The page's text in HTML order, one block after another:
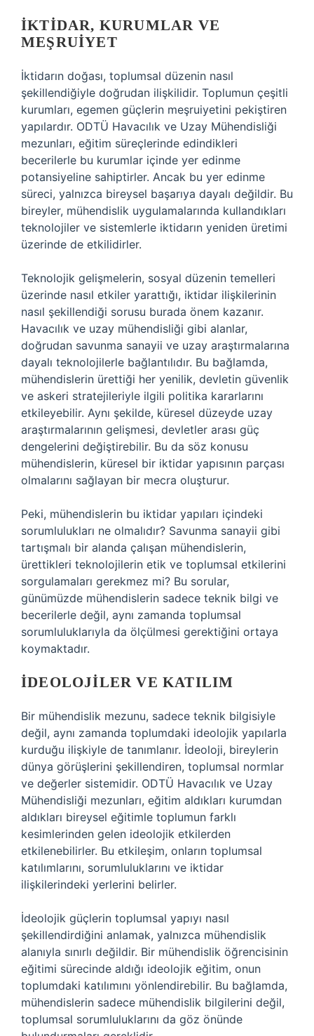
İKTIDAR, KURUMLAR VE
MEŞRUIYET
İktidarın doğası, toplumsal düzenin nasıl
şekillendiğiyle doğrudan ilişkilidir. Toplumun çeşitli
kurumları, egemen güçlerin meşruiyetini pekiştiren
yapılardır. ODTÜ Havacılık ve Uzay Mühendisliği
mezunları, eğitim süreçlerinde edindikleri
becerilerle bu kurumlar içinde yer edinme
potansiyeline sahiptirler. Ancak bu yer edinme
süreci, yalnızca bireysel başarıya dayalı değildir. Bu
bireyler, mühendislik uygulamalarında kullandıkları
teknolojiler ve sistemlerle iktidarın yeniden üretimi
üzerinde de etkilidirler.
Teknolojik gelişmelerin, sosyal düzenin temelleri
üzerinde nasıl etkiler yarattığı, iktidar ilişkilerinin
nasıl şekillendiği sorusu burada önem kazanır.
Havacılık ve uzay mühendisliği gibi alanlar,
doğrudan savunma sanayii ve uzay araştırmalarına
dayalı teknolojilerle bağlantılıdır. Bu bağlamda,
mühendislerin ürettiği her yenilik, devletin güvenlik
ve askeri stratejileriyle ilgili politika kararlarını
etkileyebilir. Aynı şekilde, küresel düzeyde uzay
araştırmalarının gelişmesi, devletler arası güç
dengelerini değiştirebilir. Bu da söz konusu
mühendislerin, küresel bir iktidar yapısının parçası
olmalarını sağlayan bir mecra oluşturur.
Peki, mühendislerin bu iktidar yapıları içindeki
sorumlulukları ne olmalıdır? Savunma sanayii gibi
tartışmalı bir alanda çalışan mühendislerin,
ürettikleri teknolojilerin etik ve toplumsal etkilerini
sorgulamaları gerekmez mi? Bu sorular,
günümüzde mühendislerin sadece teknik bilgi ve
becerilerle değil, aynı zamanda toplumsal
sorumluluklarıyla da ölçülmesi gerektiğini ortaya
koymaktadır.
İDEOLOJILER VE KATILIM
Bir mühendislik mezunu, sadece teknik bilgisiyle
değil, aynı zamanda toplumdaki ideolojik yapılarla
kurduğu ilişkiyle de tanımlanır. İdeoloji, bireylerin
dünya görüşlerini şekillendiren, toplumsal normlar
ve değerler sistemidir. ODTÜ Havacılık ve Uzay
Mühendisliği mezunları, eğitim aldıkları kurumdan
aldıkları bireysel eğitimle toplumun farklı
kesimlerinden gelen ideolojik etkilerden
etkilenebilirler. Bu etkileşim, onların toplumsal
katılımlarını, sorumluluklarını ve iktidar
ilişkilerindeki yerlerini belirler.
İdeolojik güçlerin toplumsal yapıyı nasıl
şekillendirdiğini anlamak, yalnızca mühendislik
alanıyla sınırlı değildir. Bir mühendislik öğrencisinin
eğitimi sürecinde aldığı ideolojik eğitim, onun
toplumdaki katılımını yönlendirebilir. Bu bağlamda,
mühendislerin sadece mühendislik bilgilerini değil,
toplumsal sorumluluklarını da göz önünde